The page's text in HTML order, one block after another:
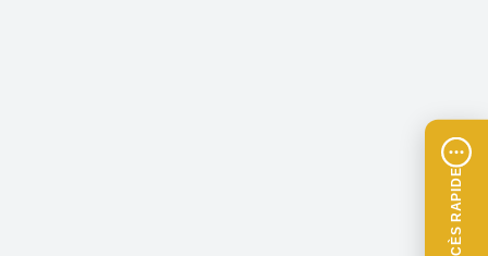
ACCÈS RAPIDE